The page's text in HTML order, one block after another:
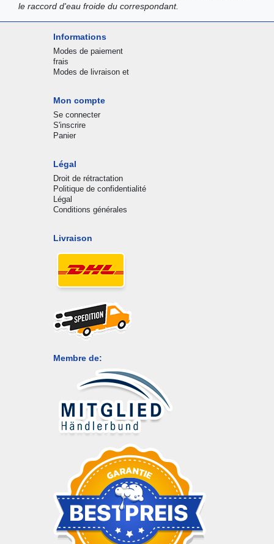
le raccord d'eau froide du correspondant.
Informations
Modes de paiement
frais
Modes de livraison et
Mon compte
Se connecter
S'inscrire
Panier
Légal
Droit de rétractation
Politique de confidentialité
Légal
Conditions générales
Livraison
Membre de: